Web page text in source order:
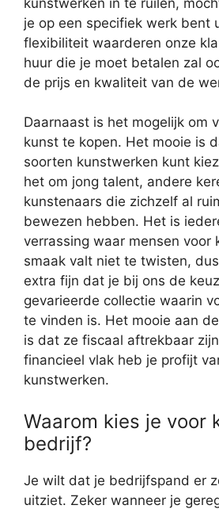
je op een specifiek werk bent
flexibiliteit waarderen onze
huur die je moet betalen zal
de prijs en kwaliteit van de
Daarnaast is het mogelijk om
kunst te kopen. Het mooie is
soorten kunstwerken kunt
het om jong talent, andere
kunstenaars die zichzelf al
bewezen hebben. Het is
verrassing waar mensen voor
smaak valt niet te twisten,
extra fijn dat je bij ons de
gevarieerde collectie waarin
te vinden is. Het mooie aan
is dat ze fiscaal aftrekbaar
financieel vlak heb je profijt
kunstwerken.
Waarom kies je voor
bedrijf?
Je wilt dat je bedrijfspand er
uitziet. Zeker wanneer je